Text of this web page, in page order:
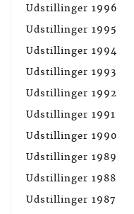
Udstillinger 1996
Udstillinger 1995
Udstillinger 1994
Udstillinger 1993
Udstillinger 1992
Udstillinger 1991
Udstillinger 1990
Udstillinger 1989
Udstillinger 1988
Udstillinger 1987